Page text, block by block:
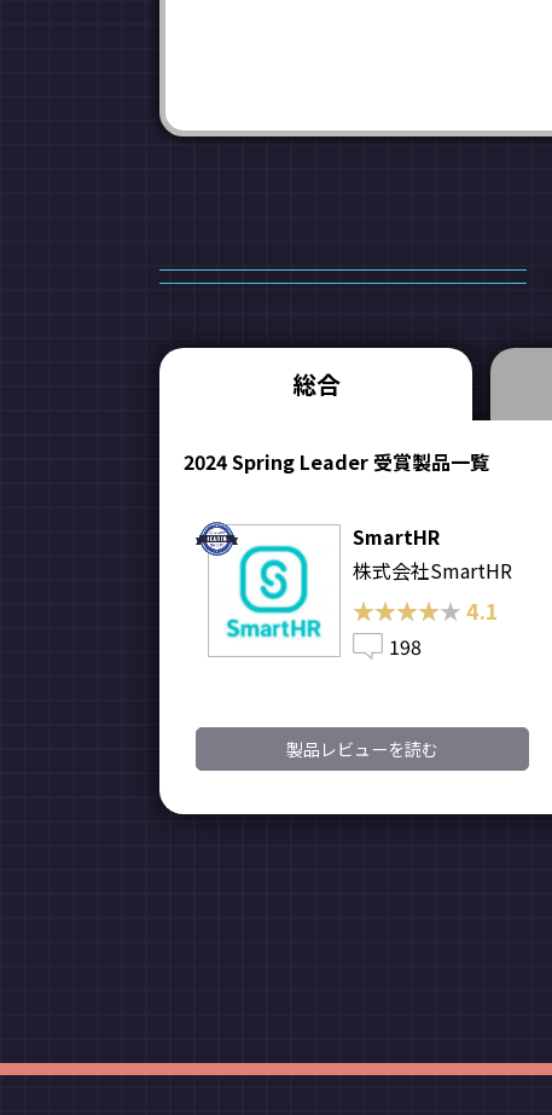
総合
2024 Spring Leader 受賞製品一覧
SmartHR
株式会社SmartHR
★★★★★
★★★★★4.1
198
製品レビューを読む